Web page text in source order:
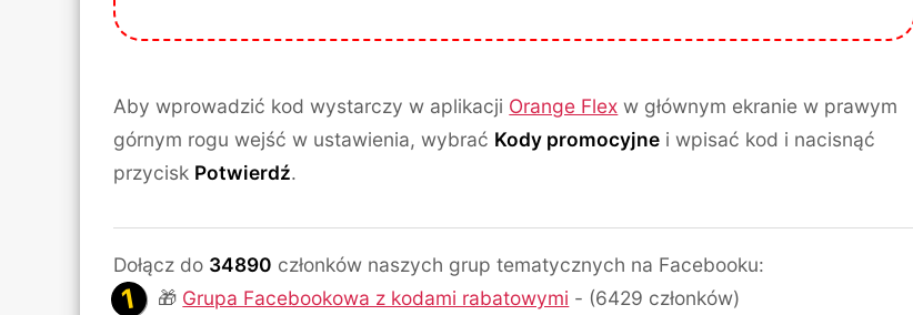
Aby wprowadzić kod wystarczy w aplikacji Orange Flex w głównym ekranie w prawym
górnym rogu wejść w ustawienia, wybrać Kody promocyjne i wpisać kod i nacisnąć
przycisk Potwierdź.
Dołącz do 34890 członków naszych grup tematycznych na Facebooku:
🎁 Grupa Facebookowa z kodami rabatowymi - (6429 członków)